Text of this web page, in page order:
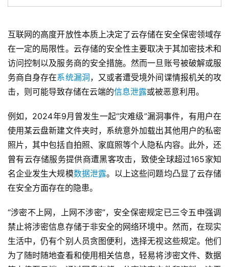
互联网的高度开放性本质上决定了云存储在安全保密领域存
在一定的局限性。云存储的安全性主要取决于其加密技术和
访问控制以及服务商的安全措施。然而一旦账号被破解或服
务商自身存在系统漏洞 ，又或者遭受境外间谍情报机关的攻
击，则可能导致存储在云端的信息泄露或被恶意利用。
例如，2024年9月曾发生一起“灾难级”漏洞事件，有用户在
使用某云盘新建文件夹时，系统意外加载出其他用户的私密
照片，其中包括自拍照、家庭照等个人隐私内容。此外，还
曾有云存储服务提供商遭黑客攻击，致使全球超过165家知
名企业发生大规模数据泄露。以上这些问题均凸显了云存储
在安全方面存在的隐患。
“涉密不上网，上网不涉密”，安全保密规定已三令五申强调
禁止将涉密信息存储于非安全的网络环境中。然而，在现实
生活中，仍有个别人员贪图便利，选择无视这些规定。他们
为了随时随地查看和使用相关信息，轻易将涉密文件、数据